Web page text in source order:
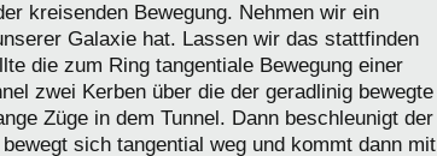
kreisenden Bewegung. Nehmen wir ein
Galaxie hat. Lassen wir das stattfinden
die zum Ring tangentiale Bewegung einer
zwei Kerben über die der geradlinig bewegte
Züge in dem Tunnel. Dann beschleunigt der
sich tangential weg und kommt dann mit